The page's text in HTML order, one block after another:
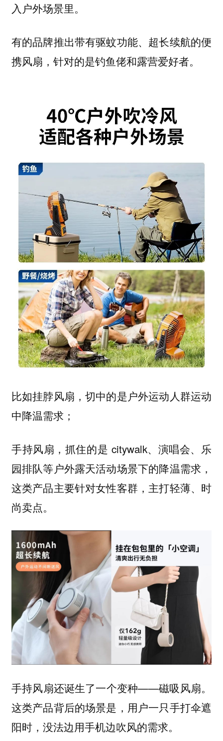
入户外场景里。
有的品牌推出带有驱蚊功能、超长续航的便
携风扇，针对的是钓鱼佬和露营爱好者。
比如挂脖风扇，切中的是户外运动人群运动
中降温需求；
手持风扇，抓住的是 citywalk、演唱会、乐
园排队等户外露天活动场景下的降温需求，
这类产品主要针对女性客群，主打轻薄、时
尚卖点。
手持风扇还诞生了一个变种——磁吸风扇。
这类产品背后的场景是，用户一只手打伞遮
阳时，没法边用手机边吹风的需求。